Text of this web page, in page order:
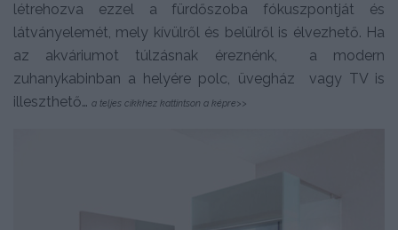
létrehozva ezzel a fürdőszoba fókuszpontját és
látványelemét, mely kívülről és belülről is élvezhető. Ha
az akváriumot túlzásnak éreznénk, a modern
zuhanykabinban a helyére polc, üvegház vagy TV is
illeszthető… a teljes cikkhez kattintson a képre>>